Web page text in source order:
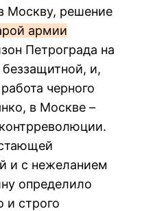
Москву, решение
армии
Петрограда на
беззащитной, и,
черного
в Москве –
и с нежеланием
определило
и строго